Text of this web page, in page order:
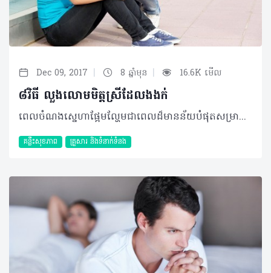
Dec 09, 2017 | 8 ឆ្នាំមុន | 16.6K មើល
៨វិធី លួងលោមមិត្តស្រីដែលងងក់
ពេលចំណងស្នេហាផ្អែមល្ហែមជាពេលដ៏មានន័យបំផុតសម្រាប់អ្នកមានស្នេហា ប៉ុន្តែពេលដែលមានបញ្ហាឈ្លោះគ្នាវិញតើអ្នកមានអារម្មណ៍បែបណា? សុភាពបុរសទាំងអស់ពិតជាប្រឈមមុខច្រើនក្នុងការរករឿងទាំងរឿងតូចរឿងធំពីសមណាក់មិត្តស្រីរបស់ខ្លួនហើយជួនកាលរឿងតូចក៏ក្លាយទៅជារឿងធំនៅពេលដែរអ្នកមើលរំលង និងខកខានការរកវិធីផ្សះផ្សា។មិត្តនារីតែងតែយកចិត្តទុកដាក់និងឲ្យតម្លៃលើរបស់តូចតាចដែលបង្ហាញពួកគេអំពីសារៈសំខាន់និងតម្លែរបស់គេចំពោះអ្នក។ តើអ្នកមិនដឹងគួរធ្វើយ៉ាងណាមែនទេ?​កុំបារម្ភ…..ហេលស៍ថាម នឹងជួយដោះស្រាយកង្វល់របស់អ្នកជាមួយនិងវិធីងាយៗ៨យ៉ាងខាងក្រោម។ ១ បន្តផ្ញើសារ៖ មនុស្សស្រីមិនចង់លើកទូរស័ព្ទឬឆ្លើយតបសារមកកាន់អ្នកឡើយនៅពេលដែលគេខឹងអ្នក ប៉ុន្តែគេនៅតែរងចាំមើលសាររបស់អ្នក។ ប្រសិនបើមិនមានទេ ​កំហឹងនឹងកាន់តែធ្ងន់ធ្ងរឡើងមិនខាន។ បើអ្នកជាអ្នកខុស អ្នកត្រូវតែជាអ្នកផ្ញើរសារដោយសរសេរពាក្យថា សុំទោស ដោយបន្ថែមនូវពាក្យរ៉ូមែនទិក ផ្អែមល្ហែមនិងបញ្ជោរនាងដើម្បីឲ្យនាងបានសប្បាយចិត្ត។ មិនត្រូវអង្គុយចាំសាររបស់នាងឡើយព្រោះនាងកំពុងរងចាំអ្នក….. ២ បង្ហាញខ្លួនជាមួយកាដូ៖ កាដូនិងភ្ញាក់ផ្អើលជាមិត្តល្អបំផុតរបស់នារីៗ អ្នកអាចទៅចាំមុខផ្ទះ មុខរបងសាលារៀន ឬកន្លែងធ្វើការរបស់នាងជាមួយនិងកាដូផ្សេងៗ(ជាបាច់ផ្កាតុក្កត្តា…..) និងកាត សុំទោសដែលបង្ហាញពីទឹកចិត្តរបស់អ្នកនោះនាងនិងទុបចិត្តមិនបានហើយនឹងអត់ទោសឲ្យអ្នកមិនខាន។ ៣ កាតសុំទោស៖ មនុស្សចូលចិត្តពេលមនុស្សជាទីស្រលាញ់របស់ខ្លួនចេះបង្ហាញពីទឹកចិត្តរបស់គេដោយស្មោះនិងប្រកបដោយភាពឆ្នៃប្រឌិត។ ប្រសិនបើអ្នកទាំង២ជាគូរស្វាមីភរិយាឬស្នាក់នៅជាមួយគ្នា អ្នកអាចដាក់កាតនោះនៅក្រោមខ្នើយ នៅលើអេក្រង់កុំព្យូទ័រអេក្រង់ទូរស័ព្ទឬទ្វារទូទឹកកកជាដើម។នាងប្រាកដជាយល់ថាអ្នកស្រលាញ់នាងជាមិនខាន។ ៤ ធ្វើកាយវិការប្លែកៗ៖ ប្រសិនបើគេងងក់មិនព្រមនិយាយរកអ្នកពេលនៅក្បែរគ្នានោះ ចូលព្យាយាមរកនិងរឿងប្លែកៗឬកំប្លែងស្ងួតមកនិយាយដើម្បីផ្លាស់ប្ដួរបរិយាកាស។ ៥ ចំណាយពេលខ្លះដើម្បីប៉ះប៉ូវ៖ អ្នកគួរបង្កើតគំរោងមួយដោយរួមបញ្ចូលការទទួលទានបានអាហារនៅកន្លែងដែលនាងចូលចិត្ត មើលកុន ការប្រគំុតន្រ្តី និងសកម្មភាពផ្សេងៗទៀតដោយផ្ដោតលើចំនូលចិត្តរបស់នាង។ ហើយផ្ដល់ឲ្យនាងនូវអាទិភាពខ្ពស់ជាងរឿងផ្សេងៗទៀត។ ៦ ​និយាយបញ្ជោរ៖ ការបញ្ជោរ ទការសរសើរជាអ្វីដែលមិត្តនារីចង់លឺជាងគេ។ ព្យាយាមលើសសរសើរអំពីគុណសម្បត្តិរបស់នាងមិនថារូបកាយឬកិច្ចការងារដែលនាងបានធ្វើហើយបន្ថែមនូវអារម្មណ៏អំណរគុណសម្បត្តិរបស់អ្នកចំពោះវត្តមានរបស់នាងក្នុងបេះដូងរបស់អ្នករួមជាមួយ​នឹងទឹកចិត្តដ៏ជ្រាលជ្រៅរបស់អ្នកផងដែរ។ ការនិយាយទាំងអស់នេះនឹងធ្វើឲ្យគេបែបជាអៀន ហើយភ្លេចពីរឿងងងក់ជាមិនខាន។ ៧ ធ្វើឲ្យនាងរំភើបខ្លាំង៖ ប្រសិនបើនាងពិតជាមនុស្សសំខាន់ក្នុងជីវិត្តរបស់អ្នក ហើយជម្លោះនោះមានលក្ខណៈធ្ងន់ធ្ងរនោះ អ្នកគួរតែធ្វើកិច្ចការខ្លះដែលផ្ដល់ឲ្យនាងនូវភាពភ្ញាក់ផ្អើល។ វាអាចជាការសុំនាងរៀបការពិធីជប់លៀងមួយសម្រាប់នាង កាដូផ្ទាល់ដៃ ដែលប្រើប្រាស់ពេលវេលានិងការតាំងចិត្តមុតមាំក្នុងការធ្វើ ឬដំណើរកម្សាន្តទៅកាន់កន្លែងណាមួយតែពីរនាក់ក៏អាចជួុយសម្រួលកំហឺងឬអាការៈអន់ចិត្តរបស់នាងដែរ។ ៨ ប្រើកែវភ្នែកបរិសុទ្ធ៖ ទឹកចិត្តខាងក្នុងរបស់អ្នកអាចនិងបង្ហាញបានតាមរយៈកែវភ្នែកដ៏បរិសុទ្ធរបស់អ្នក ហេតុនេះហើយប្រើកែវភ្នែកនោះសម្លឹងមើលទៅកាន់នាង នោះនាងនឹងញញឹម ឬសើចមិនខានហើយកែវភ្នែកបែបនោះពិតជាមានភាពទាក់ទាញមែនទែន។ ©2017 រក្សាសិទ្ធិគ្រប់យ៉ាងដោយ Healthtime Corporation ចំពោះគ្រប់អត្ថបទដោយគ្មានផ្នែកណាមួយត្រូវបោះពុម្ពផ្សាយចូល ប្រព័ន្ធអ៊ីនធឺណែតឧបករណ៍អេឡិចត្រូនិកអាត់ជាសំឡេងឬថតចំលងគ្រប់រូបភាពដោយគ្មានការអនុញ្ញាតឡើយ
គន្លឹះសុខភាព គ្រួសារ​ និងទំនាក់ទំនង